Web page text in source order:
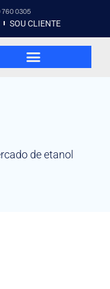
760 0305
SOU CLIENTE
de etanol